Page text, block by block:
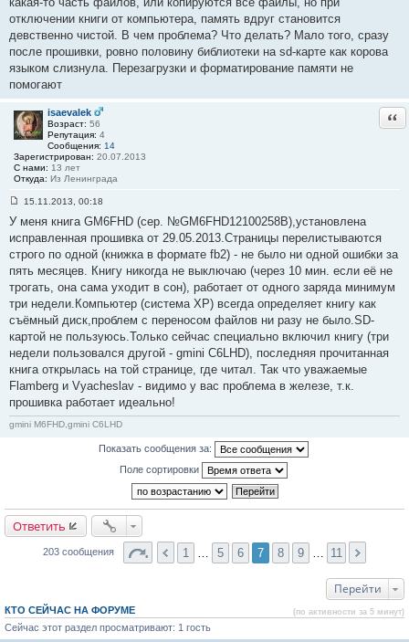
#
1
9
отключении книги от компьютера, память вдруг становится
девственно чистой. В чем проблема? Что делать? Мало того, сразу
после прошивки, ровно половину библиотеки на sd-карте как корова
языком слизнула. Перезагрузки и форматирование памяти не
помогают
isaevalek
Возраст: 56
Репутация: 4
Сообщения: 14
Зарегистрирован: 20.07.2013
С нами: 13 лет
Откуда: Из Ленинграда
о
б
щ
е
н
и
#
1
0
15.11.2013, 00:18
У меня книга GM6FHD (сер. №GM6FHD12100258В),установлена
исправленная прошивка от 29.05.2013.Страницы перелистываются
строго по одной (книжка в формате fb2) - не было ни одной ошибки за
пять месяцев. Книгу никогда не выключаю (через 10 мин. если её не
трогать, она сама уходит в сон), работает от одного заряда минимум
три недели.Компьютер (система XP) всегда определяет книгу как
съёмный диск,проблем с переносом файлов ни разу не было.SD-
картой не пользуюсь.Только сейчас специально включил книгу (три
недели пользовался другой - gmini C6LHD), последняя прочитанная
книга открылась на той странице, где читал. Так что уважаемые
Flamberg и Vyacheslav - видимо у вас проблема в железе, т.к.
прошивка работает идеально!
gmini M6FHD,gmini C6LHD
Показать сообщения за:
Поле сортировки
Ответить
203 сообщения 1 5 6 7 8 9 11
Перейти
КТО СЕЙЧАС НА ФОРУМЕ (по активности за 5 минут)
Сейчас этот раздел просматривают: 1 гость